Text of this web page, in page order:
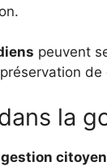
peuvent
la
gestion